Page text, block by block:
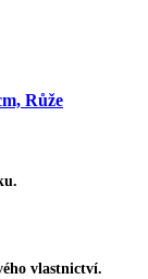
Růže
vlastnictví.